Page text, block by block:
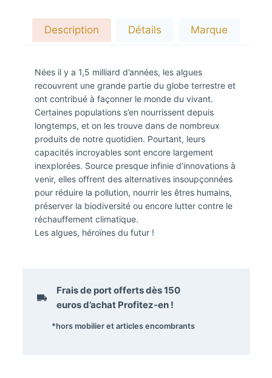
Description Détails Marque
Nées il y a 1,5 milliard d’années, les algues
recouvrent une grande partie du globe terrestre et
ont contribué à façonner le monde du vivant.
Certaines populations s’en nourrissent depuis
longtemps, et on les trouve dans de nombreux
produits de notre quotidien. Pourtant, leurs
capacités incroyables sont encore largement
inexplorées. Source presque infinie d’innovations à
venir, elles offrent des alternatives insoupçonnées
pour réduire la pollution, nourrir les êtres humains,
préserver la biodiversité ou encore lutter contre le
réchauffement climatique.
Les algues, héroïnes du futur !
Frais de port offerts dès150
eurosd’achat Profitez-en !
*hors mobilier et articles encombrants